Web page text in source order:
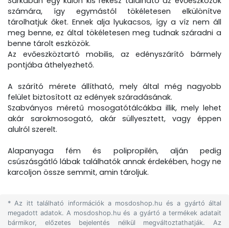
számára, így egymástól tökéletesen elkülönítve
tárolhatjuk őket. Ennek alja lyukacsos, így a víz nem áll
meg benne, ez által tökéletesen meg tudnak száradni a
benne tárolt eszközök.
Az evőeszköztartó mobilis, az edényszárító bármely
pontjába áthelyezhető.
A szárító mérete állítható, mely által még nagyobb
felület biztosított az edények száradásának.
Szabványos méretű mosogatótálcákba illik, mely lehet
akár sarokmosogató, akár süllyesztett, vagy éppen
alulról szerelt.
Alapanyaga fém és polipropilén, alján pedig
csúszásgátló lábak találhatók annak érdekében, hogy ne
karcoljon össze semmit, amin tároljuk.
* Az itt található információk a mosdoshop.hu és a gyártó által
megadott adatok. A mosdoshop.hu és a gyártó a termékek adatait
bármikor, előzetes bejelentés nélkül megváltoztathatják. Az